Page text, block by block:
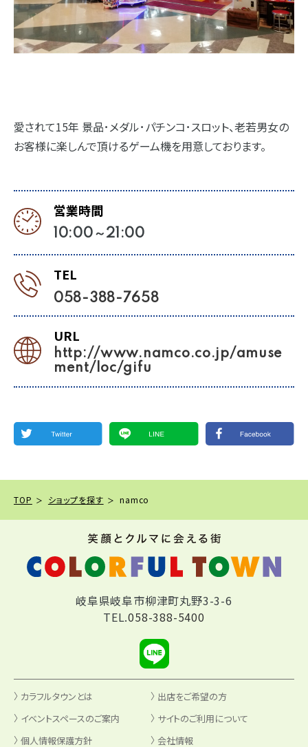
愛されて15年 景品･メダル･パチンコ･スロット、老若男女の
お客様に楽しんで頂けるゲーム機を用意しております。
営業時間
10:00～21:00
TEL
058-388-7658
URL
http://www.namco.co.jp/amuse
ment/loc/gifu
TOP ショップを探す namco
岐阜県岐阜市柳津町丸野3-3-6
TEL.058-388-5400
カラフルタウンとは
出店をご希望の方
イベントスペースのご案内
サイトのご利用について
個人情報保護方針
会社情報